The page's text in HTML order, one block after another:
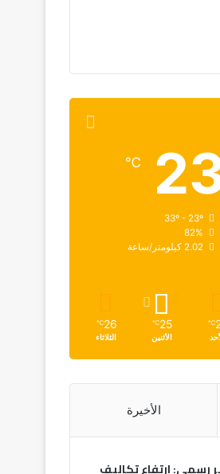
℃
82%
2.02 كيلومتر/ساعة
℃
25
℃
الأثنين
26
℃
الثلاثاء
الأخيرة
رسمي: ارتفاع تكاليف